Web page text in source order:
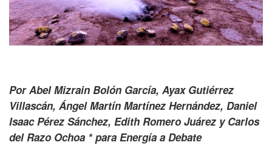
Por Abel Mizrain Bolón García, Ayax Gutiérrez
Villascán, Ángel Martín Martínez Hernández, Daniel
Isaac Pérez Sánchez, Edith Romero Juárez y Carlos
del Razo Ochoa * para Energía a Debate